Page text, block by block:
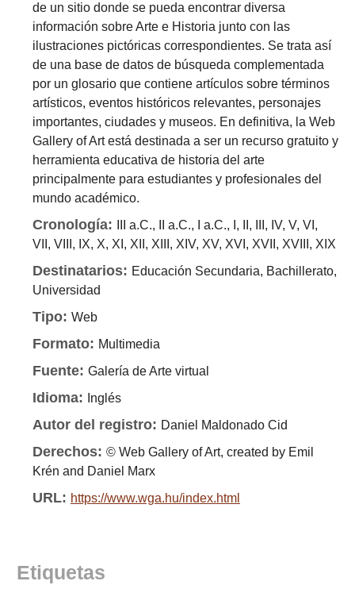
de un sitio donde se pueda encontrar diversa
información sobre Arte e Historia junto con las
ilustraciones pictóricas correspondientes. Se trata así
de una base de datos de búsqueda complementada
por un glosario que contiene artículos sobre términos
artísticos, eventos históricos relevantes, personajes
importantes, ciudades y museos. En definitiva, la Web
Gallery of Art está destinada a ser un recurso gratuito y
herramienta educativa de historia del arte
principalmente para estudiantes y profesionales del
mundo académico.
Cronología:
III a.C., II a.C., I a.C., I, II, III, IV, V, VI,
VII, VIII, IX, X, XI, XII, XIII, XIV, XV, XVI, XVII, XVIII, XIX
Destinatarios: Educación Secundaria, Bachillerato,
Universidad
Tipo: Web
Formato: Multimedia
Fuente: Galería de Arte virtual
Idioma: Inglés
Autor del registro: Daniel Maldonado Cid
Derechos: © Web Gallery of Art, created by Emil
Krén and Daniel Marx
URL: https://www.wga.hu/index.html
Etiquetas